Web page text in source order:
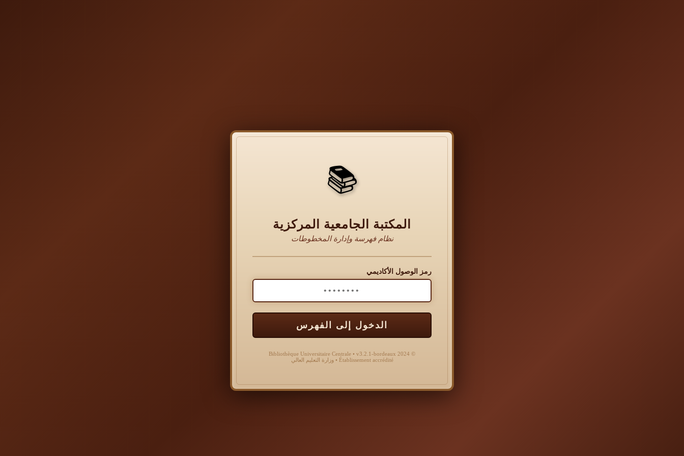
📚
المكتبة الجامعية المركزية
نظام فهرسة وإدارة المخطوطات
رمز الوصول الأكاديمي
الدخول إلى الفهرس
© 2024 Bibliothèque Universitaire Centrale • v3.2.1-bordeaux
Établissement accrédité • وزارة التعليم العالي